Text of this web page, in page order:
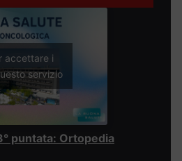
accettare i
servizio
puntata: Ortopedia